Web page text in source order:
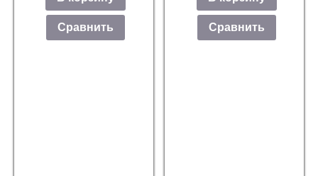
Сравнить Сравнить